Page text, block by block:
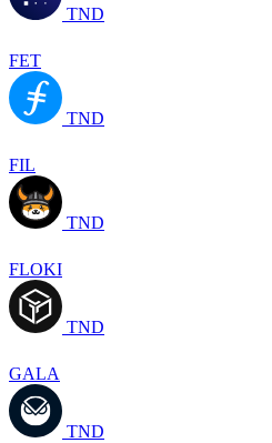
TND
FET
TND
FIL
TND
FLOKI
TND
GALA
TND